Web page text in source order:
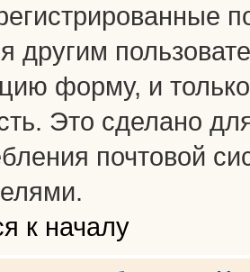
другим
форму, и
Это сделано
почтовой
к началу